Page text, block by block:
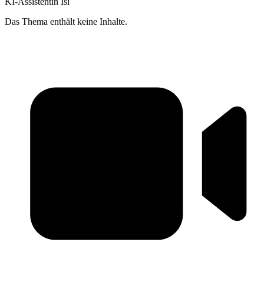
Das Thema enthält keine Inhalte.